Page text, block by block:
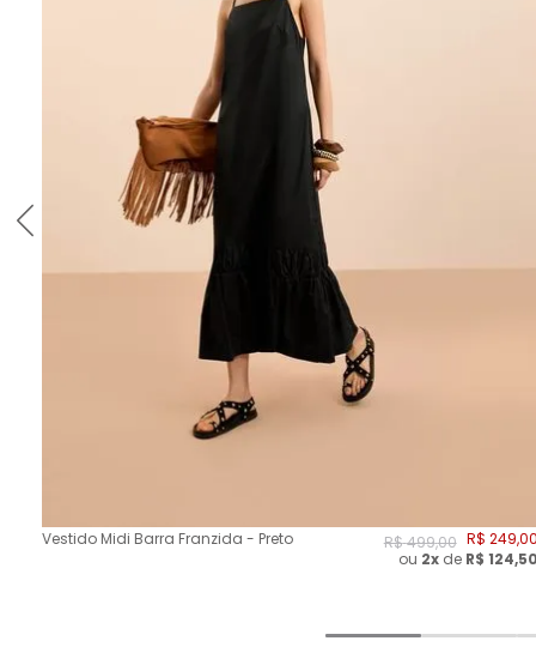
Vestido Midi Barra Franzida - Preto R$499,00 R$ 249,
ou 2xde R$